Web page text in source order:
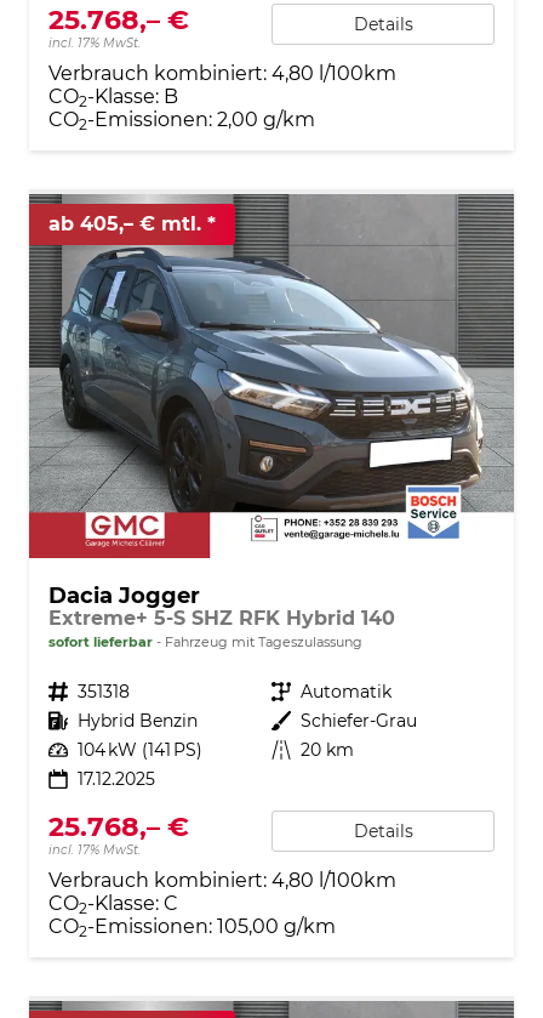
25.768,– €
incl. 17% MwSt.
Details
Verbrauch kombiniert: 4,80 l/100km
CO2-Klasse: B
CO2-Emissionen: 2,00 g/km
ab 405,– € mtl.
Dacia Jogger
Extreme+ 5-S SHZ RFK Hybrid 140
sofort lieferbar Fahrzeug mit Tageszulassung
Fahrzeugnr. 351318 Getriebe Automatik
Kraftstoff Hybrid Benzin Außenfarbe Schiefer-Grau
Leistung 104 kW (141 PS) Kilometerstand 20 km
17.12.2025
25.768,– €
incl. 17% MwSt.
Details
Verbrauch kombiniert: 4,80 l/100km
CO2-Klasse: C
CO2-Emissionen: 105,00 g/km